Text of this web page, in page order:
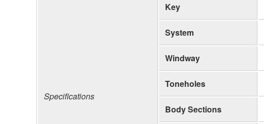
Specifications
Key
System
Windway
Toneholes
Body Sections